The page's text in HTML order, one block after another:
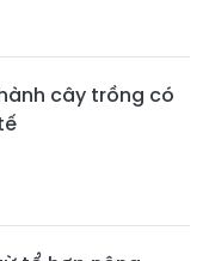
cây trồng có